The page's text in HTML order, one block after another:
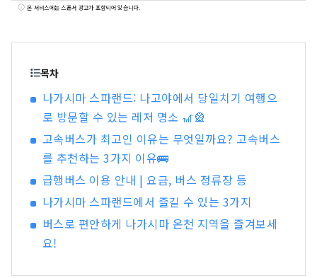
본 서비스에는 스폰서 광고가 포함되어 있습니다.
목차
나가시마 스파랜드: 나고야에서 당일치기 여행으
로 방문할 수 있는 레저 명소 🎢🎡
고속버스가 최고인 이유는 무엇일까요? 고속버스
를 추천하는 3가지 이유🚌
급행버스 이용 안내 | 요금, 버스 정류장 등
나가시마 스파랜드에서 즐길 수 있는 3가지
버스로 편안하게 나가시마 온천 지역을 즐겨보세
요!